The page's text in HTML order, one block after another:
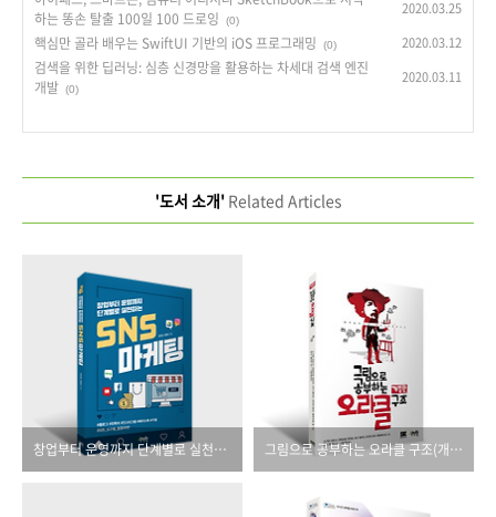
하는 똥손 탈출 100일 100 드로잉
(0)
2020.03.25
핵심만 골라 배우는 SwiftUI 기반의 iOS 프로그래밍 (0) 2020.03.12
검색을 위한 딥러닝: 심층 신경망을 활용하는 차세대 검색 엔진
개발 (0)
2020.03.11
'도서 소개'Related Articles
창업부터 운영까지 단계별로 실천하는 SNS 마케팅 그림으로 공부하는 오라클 구조(개정판)